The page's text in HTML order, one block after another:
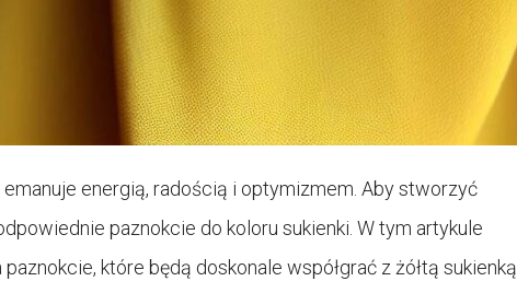
energią, radością i optymizmem. Aby stworzyć
paznokcie do koloru sukienki. W tym artykule
które będą doskonale współgrać z żółtą sukienką.